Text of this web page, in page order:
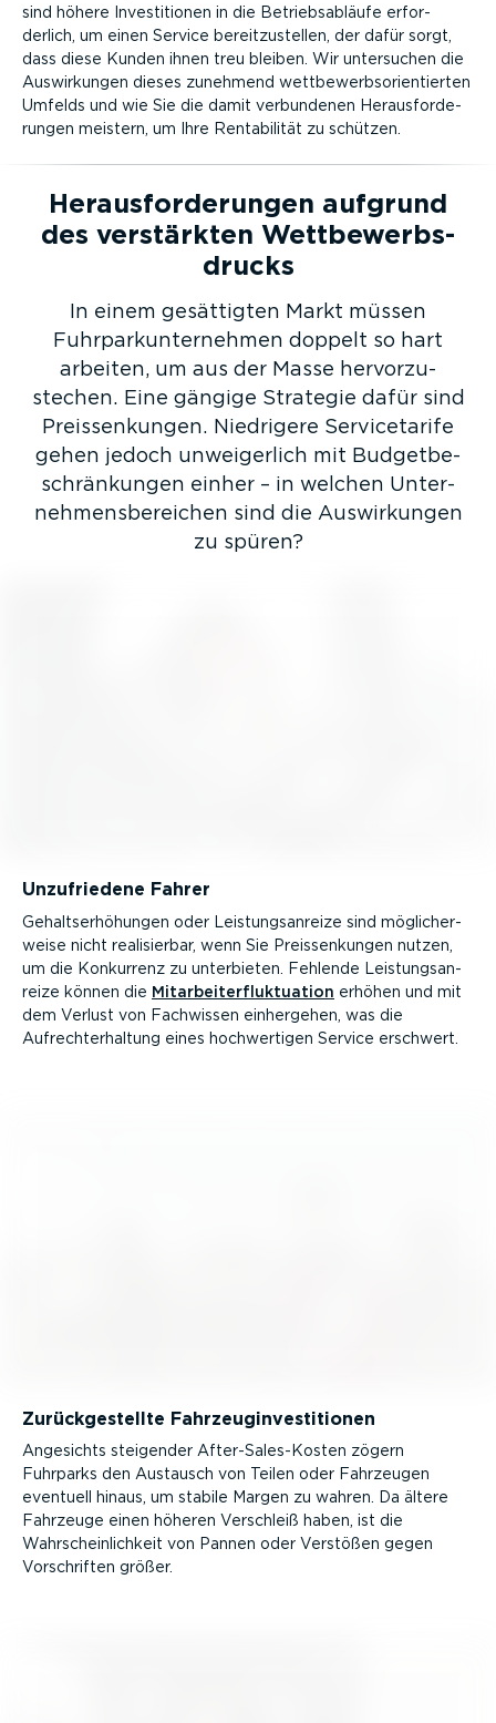
sind höhere Inves­ti­tionen in die Betriebs­ab­läufe erfor­
derlich, um einen Service bereit­zu­stellen, der dafür sorgt,
dass diese Kunden ihnen treu bleiben. Wir untersuchen die
Auswir­kungen dieses zunehmend wettbe­werbs­ori­en­tierten
Umfelds und wie Sie die damit verbundenen Heraus­for­de­
rungen meistern, um Ihre Renta­bi­lität zu schützen.
Heraus­for­de­rungen aufgrund
des verstärkten Wettbe­werbs­
drucks
In einem gesättigten Markt müssen
Fuhrpark­unternehmen doppelt so hart
arbeiten, um aus der Masse hervor­zu­
stechen. Eine gängige Strategie dafür sind
Preis­sen­kungen. Niedrigere Service­tarife
gehen jedoch unwei­gerlich mit Budget­be­
schrän­kungen einher – in welchen Unter­
neh­mens­be­reichen sind die Auswir­kungen
zu spüren?
Unzufriedene Fahrer
Gehalts­er­hö­hungen oder Leistungs­an­reize sind mögli­cher­
weise nicht reali­sierbar, wenn Sie Preis­sen­kungen nutzen,
um die Konkurrenz zu unterbieten. Fehlende Leistungs­an­
reize können die Mitar­bei­ter­fluk­tuation erhöhen und mit
dem Verlust von Fachwissen einhergehen, was die
Aufrecht­er­haltung eines hochwer­tigen Service erschwert.
Zurück­ge­stellte Fahrzeu­gin­ves­ti­tionen
Angesichts steigender After-­Sa­les-­Kosten zögern
Fuhrparks den Austausch von Teilen oder Fahrzeugen
eventuell hinaus, um stabile Margen zu wahren. Da ältere
Fahrzeuge einen höheren Verschleiß haben, ist die
Wahrschein­lichkeit von Pannen oder Verstößen gegen
Vorschriften größer.